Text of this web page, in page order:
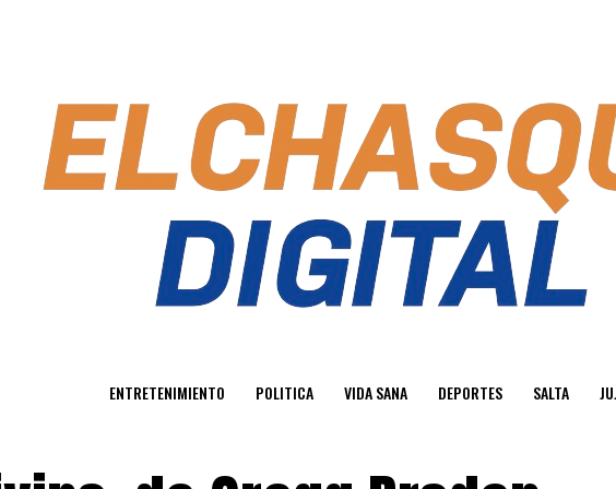
ENTRETENIMIENTO POLITICA VIDA SANA DEPORTES SALTA